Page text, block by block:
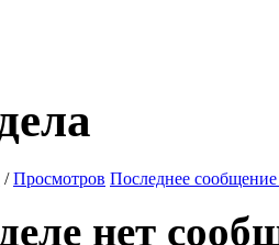
/Просмотров Последнее сообщение
нет